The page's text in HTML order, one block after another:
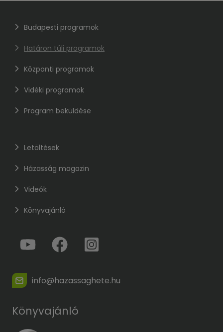
Budapesti programok
Határon túli programok
Központi programok
Vidéki programok
Program beküldése
Letöltések
Házasság magazin
Videók
Könyvajánló
info@hazassaghete.hu
Könyvajánló